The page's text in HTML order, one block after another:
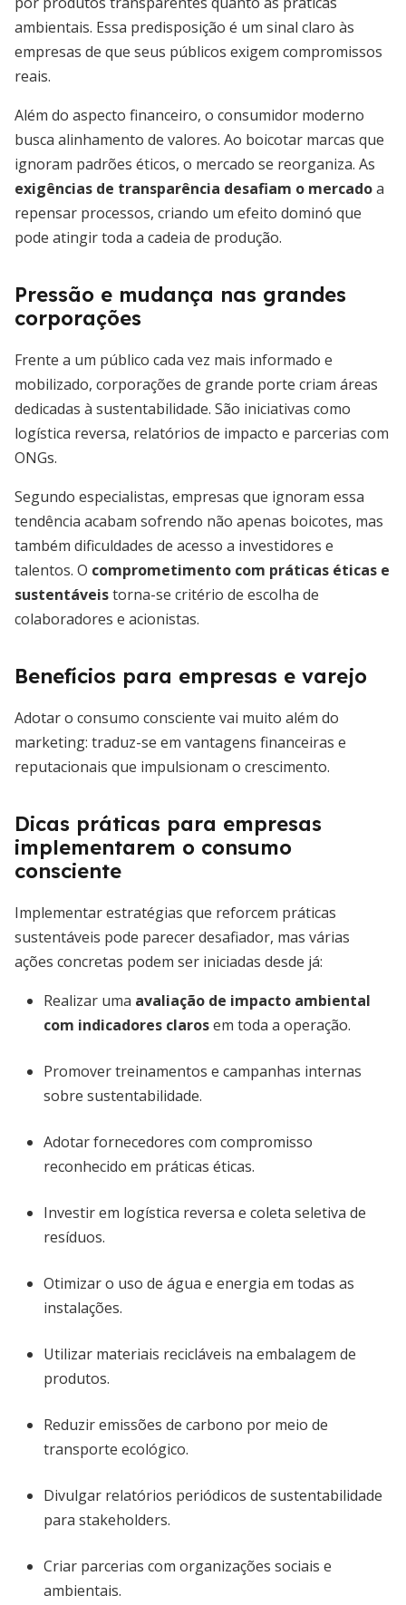
ambientais. Essa predisposição é um sinal claro às
empresas de que seus públicos exigem compromissos
reais.
Além do aspecto financeiro, o consumidor moderno
busca alinhamento de valores. Ao boicotar marcas que
ignoram padrões éticos, o mercado se reorganiza. As
exigências de transparência desafiam o mercadoa
repensar processos, criando um efeito dominó que
pode atingir toda a cadeia de produção.
Pressão e mudança nas grandes
corporações
Frente a um público cada vez mais informado e
mobilizado, corporações de grande porte criam áreas
dedicadas à sustentabilidade. São iniciativas como
logística reversa, relatórios de impacto e parcerias com
ONGs.
Segundo especialistas, empresas que ignoram essa
tendência acabam sofrendo não apenas boicotes, mas
também dificuldades de acesso a investidores e
talentos. O comprometimento com práticas éticas e
sustentáveistorna-se critério de escolha de
colaboradores e acionistas.
Benefícios para empresas e varejo
Adotar o consumo consciente vai muito além do
marketing: traduz-se em vantagens financeiras e
reputacionais que impulsionam o crescimento.
Dicas práticas para empresas
implementarem o consumo
consciente
Implementar estratégias que reforcem práticas
sustentáveis pode parecer desafiador, mas várias
ações concretas podem ser iniciadas desde já:
Realizar uma avaliação de impacto ambiental
com indicadores clarosem toda a operação.
Promover treinamentos e campanhas internas
sobre sustentabilidade.
Adotar fornecedores com compromisso
reconhecido em práticas éticas.
Investir em logística reversa e coleta seletiva de
resíduos.
Otimizar o uso de água e energia em todas as
instalações.
Utilizar materiais recicláveis na embalagem de
produtos.
Reduzir emissões de carbono por meio de
transporte ecológico.
Divulgar relatórios periódicos de sustentabilidade
para stakeholders.
Criar parcerias com organizações sociais e
ambientais.